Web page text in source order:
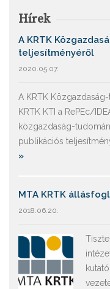
Hírek
A KRTK
teljesítményéről
2020.05.07.
A KRTK
KRTK KTI a RePEc/
közgazdaság-
publikációs
»
MTA KRTK
2018.06.20.